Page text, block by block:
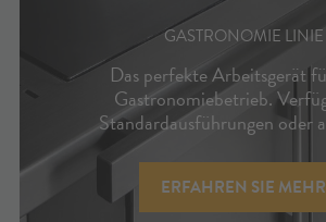
GASTRONOMIE LINIE
Das perfekte Arbeitsgerät
Gastronomiebetrieb.
Standardausführungen oder
ERFAHREN SIE MEHR